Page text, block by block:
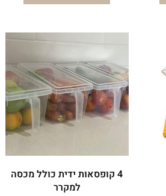
4 קופסאות ידית כולל מכסה
למקרר